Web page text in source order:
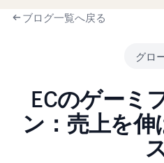
ブログ一覧へ戻る
グロ
ECのゲーミ
ン：売上を